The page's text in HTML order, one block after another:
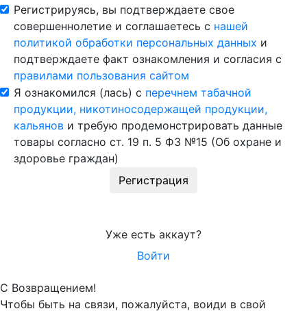
Регистрируясь, вы подтверждаете свое
совершеннолетие и соглашаетесь с нашей
политикой обработки персональных данных и
подтверждаете факт ознакомления и согласия с
правилами пользования сайтом
Я ознакомился (лась) с перечнем табачной
продукции, никотиносодержащей продукции,
кальянов и требую продемонстрировать данные
товары согласно ст. 19 п. 5 ФЗ №15 (Об охране и
здоровье граждан)
Регистрация
Уже есть аккаут?
Войти
С Возвращением!
Чтобы быть на связи, пожалуйста, воиди в свой